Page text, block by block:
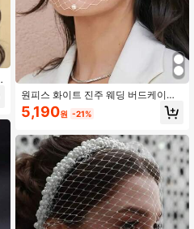
원피스 화이트 진주 웨딩 버드케이지
베일, 매력적인 신부 모자, 여성용 마
스크, 웨딩 헤어밴드, 결혼식, 무도회,
5,190원 -21%